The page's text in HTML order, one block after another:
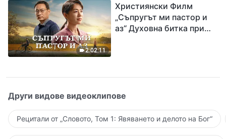
Исус
2:02:11
Християнски Филм
„Съпругът ми пастор и
аз“ Духовна битка при
Други видове видеоклипове
Рецитали от „Словото, Том 1: Явяването и делото на Бог“